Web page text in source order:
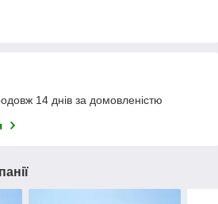
14 днів за домовленістю